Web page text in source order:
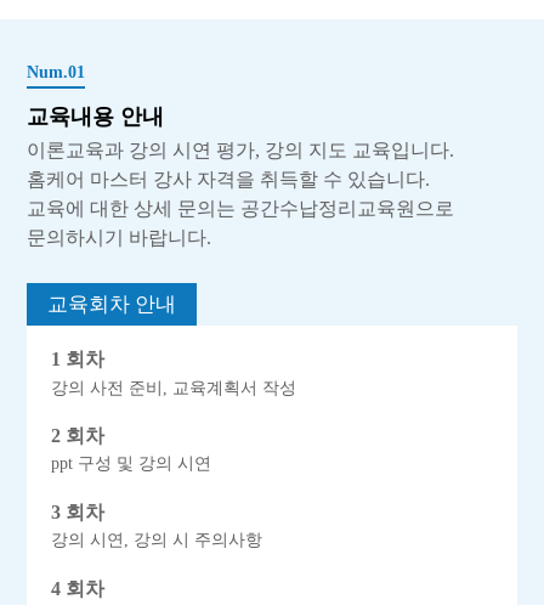
Num.01
교육내용 안내
이론교육과 강의 시연 평가, 강의 지도 교육입니다.
홈케어 마스터 강사 자격을 취득할 수 있습니다.
교육에 대한 상세 문의는 공간수납정리교육원으로
문의하시기 바랍니다.
교육회차 안내
1 회차
강의 사전 준비, 교육계획서 작성
2 회차
ppt 구성 및 강의 시연
3 회차
강의 시연, 강의 시 주의사항
4 회차